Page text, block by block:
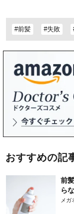
#前髪 #失敗
おすすめの記
前
ら
メガ